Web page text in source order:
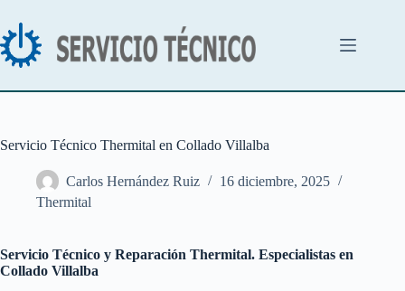
contenido
Servicio Técnico Thermital en Collado Villalba
Carlos Hernández Ruiz
16 diciembre, 2025
Thermital
Servicio Técnico y Reparación Thermital. Especialistas en
Collado Villalba